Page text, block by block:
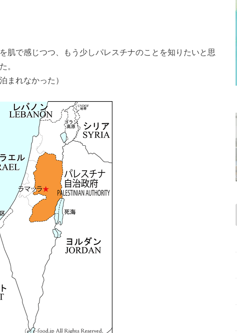
肌で感じつつ、もう少しパレスチナのことを知りたいと思
。
まれなかった）